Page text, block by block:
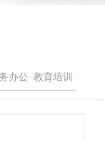
办公 教育培训